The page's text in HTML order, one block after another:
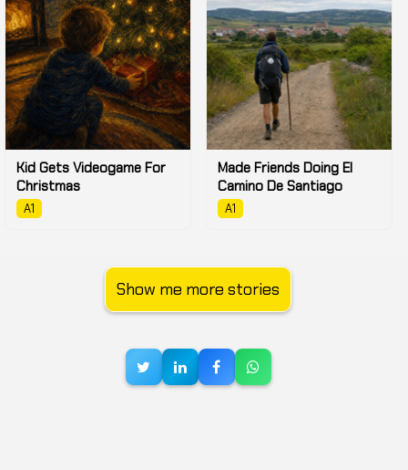
Kid Gets Videogame For
Christmas
A1
Made Friends Doing El
Camino De Santiago
A1
Show me more stories